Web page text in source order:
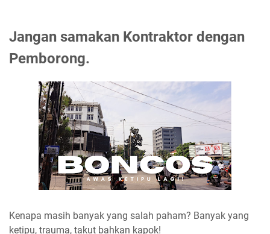
Jangan samakan Kontraktor dengan
Pemborong.
Kenapa masih banyak yang salah paham? Banyak yang
ketipu, trauma, takut bahkan kapok!